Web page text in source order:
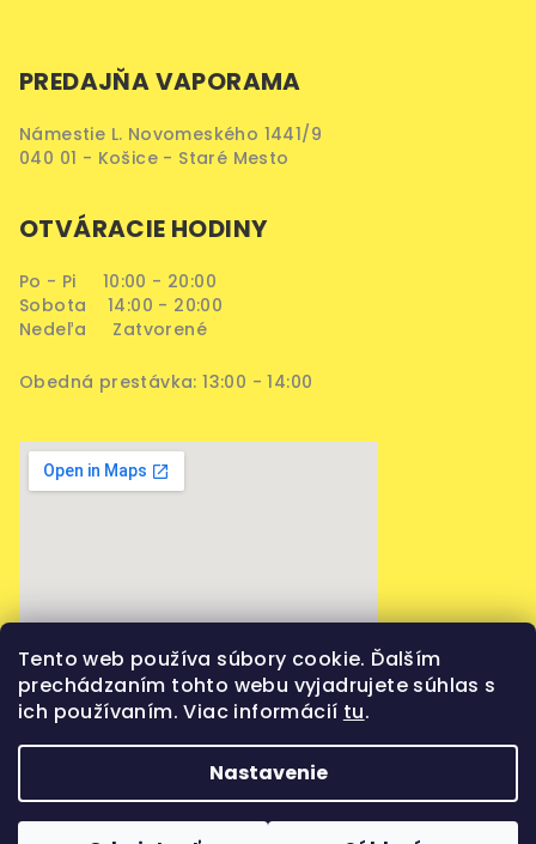
Tento web používa súbory cookie. Ďalším
prechádzaním tohto webu vyjadrujete súhlas s
ich používaním. Viac informácií tu.
Nastavenie
PREDAJŇA VAPORAMA
Námestie L. Novomeského 1441/9
040 01 - Košice - Staré Mesto
OTVÁRACIE HODINY
Po - Pi 10:00 - 20:00
Sobota 14:00 - 20:00
Nedeľa Zatvorené
Obedná prestávka: 13:00 - 14:00
Vaporama . Všetky práva vyhradené.
Upraviť nastavenie cookies